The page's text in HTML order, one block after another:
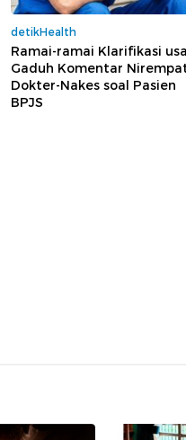
detikHealth
Ramai-ramai Klarifikasi
Gaduh Komentar
Dokter-Nakes soal Pasien
BPJS